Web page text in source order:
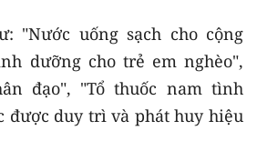
"Nước uống sạch cho cộng
dưỡng cho trẻ em nghèo",
đạo", "Tổ thuốc nam tình
được duy trì và phát huy hiệu